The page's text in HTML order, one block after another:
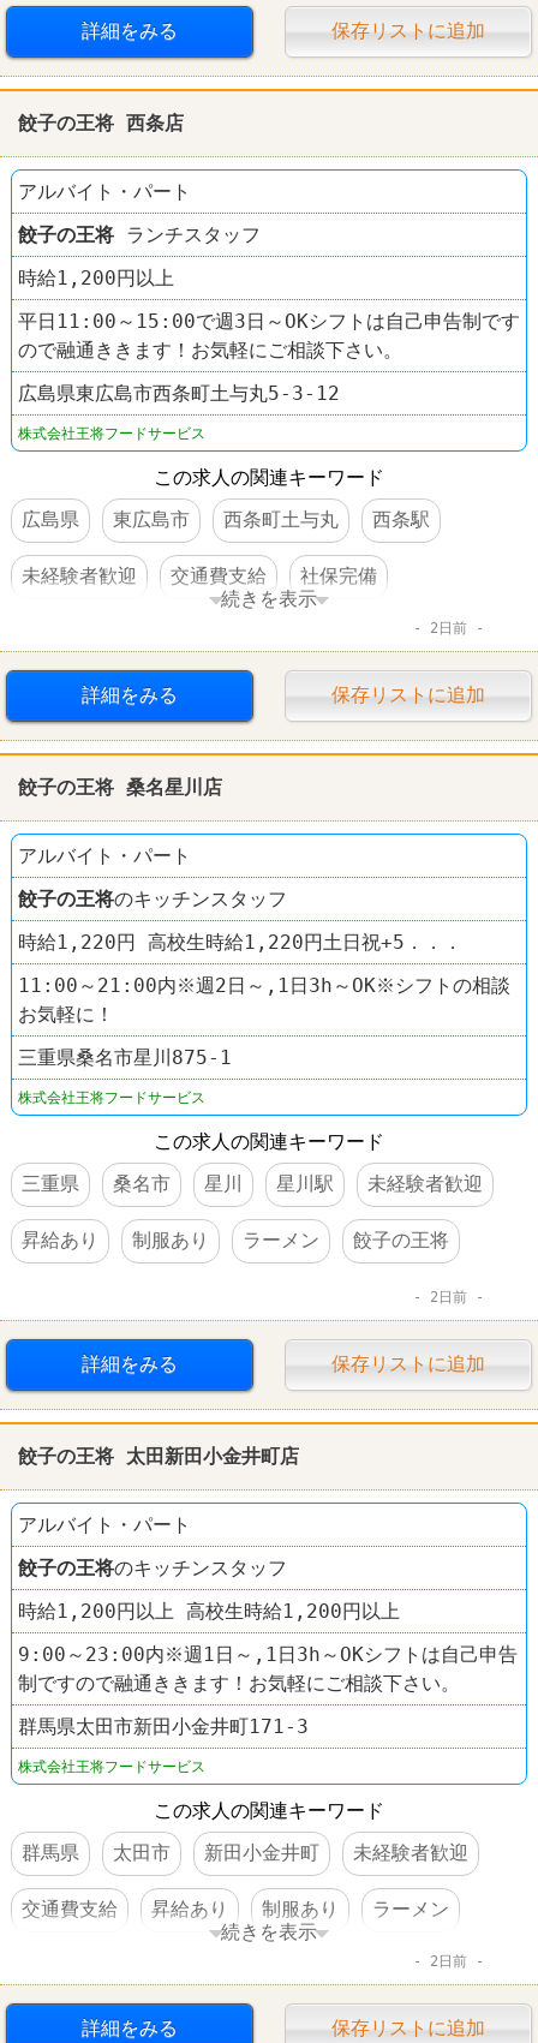
ラーメン 餃子の王将
詳細をみる 保存リストに追加
餃子の王将 西条店
アルバイト・パート
餃子の王将 ランチスタッフ
時給1,200円以上
平日11:00～15:00で週3日～OKシフトは自己申告制です
ので融通ききます！お気軽にご相談下さい。
広島県東広島市西条町土与丸5-3-12
株式会社王将フードサービス
この求人の関連キーワード
広島県
東広島市 西条町土与丸 西条駅
未経験者歓迎 交通費支給 社保完備
ラーメン 餃子の王将
続きを表示
2日前
詳細をみる 保存リストに追加
餃子の王将 桑名星川店
アルバイト・パート
餃子の王将のキッチンスタッフ
時給1,220円 高校生時給1,220円土日祝+5．．．
11:00～21:00内※週2日～,1日3h～OK※シフトの相談
お気軽に！
三重県桑名市星川875-1
株式会社王将フードサービス
この求人の関連キーワード
三重県
桑名市 星川 星川駅 未経験者歓迎
昇給あり 制服あり ラーメン 餃子の王将
2日前
詳細をみる 保存リストに追加
餃子の王将 太田新田小金井町店
アルバイト・パート
餃子の王将のキッチンスタッフ
時給1,200円以上 高校生時給1,200円以上
9:00～23:00内※週1日～,1日3h～OKシフトは自己申告
制ですので融通ききます！お気軽にご相談下さい。
群馬県太田市新田小金井町171-3
株式会社王将フードサービス
この求人の関連キーワード
群馬県
太田市 新田小金井町 未経験者歓迎
交通費支給 昇給あり 制服あり ラーメン
続きを表示
2日前
詳細をみる 保存リストに追加